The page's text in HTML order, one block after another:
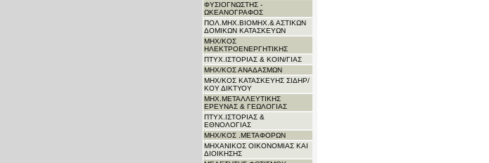
ΦΥΣΙΟΓΝΩΣΤΗΣ -
ΩΚΕΑΝΟΓΡΑΦΟΣ
ΠΟΛ.ΜΗΧ.ΒΙΟΜΗΧ.& ΑΣΤΙΚΩΝ
ΔΟΜΙΚΩΝ ΚΑΤΑΣΚΕΥΩΝ
ΜΗΧ/ΚΟΣ
ΗΛΕΚΤΡΟΕΝΕΡΓΗΤΙΚΗΣ
ΠΤΥΧ.ΙΣΤΟΡΙΑΣ & ΚΟΙΝ/ΓΙΑΣ
ΜΗΧ/ΚΟΣ ΑΝΑΔΑΣΜΩΝ
ΜΗΧ/ΚΟΣ ΚΑΤΑΣΚΕΥΗΣ ΣΙΔΗΡ/
ΚΟΥ ΔΙΚΤΥΟΥ
ΜΗΧ.ΜΕΤΑΛΛΕΥΤΙΚΗΣ
ΕΡΕΥΝΑΣ & ΓΕΩΛΟΓΙΑΣ
ΠΤΥΧ.ΙΣΤΟΡΙΑΣ &
ΕΘΝΟΛΟΓΙΑΣ
ΜΗΧ/ΚΟΣ .ΜΕΤΑΦΟΡΩΝ
ΜΗΧΑΝΙΚΟΣ ΟΙΚΟΝΟΜΙΑΣ ΚΑΙ
ΔΙΟΙΚΗΣΗΣ